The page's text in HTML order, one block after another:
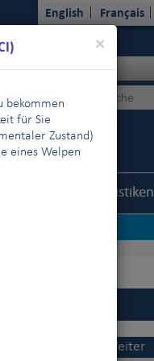
×
bekommen
für Sie
entaler Zustand)
eines Welpen
English Français
Statistiken
aus Europa
Weiter